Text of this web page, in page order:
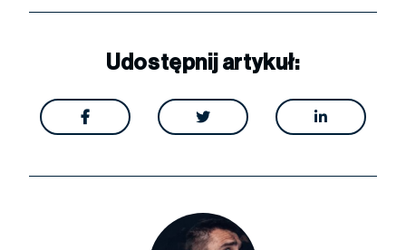
Udostępnij artykuł:
  